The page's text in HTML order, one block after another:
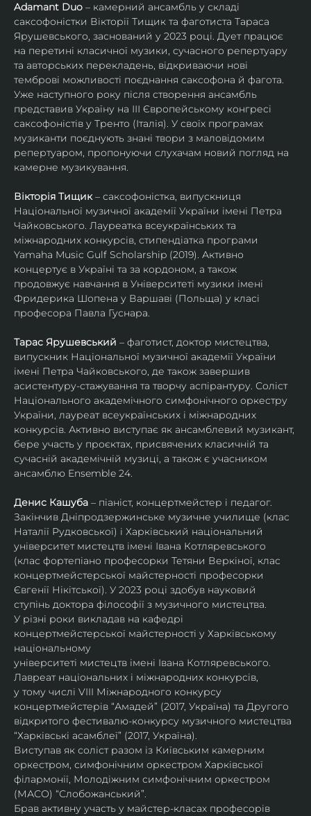
Adamant Duo – камерний ансамбль у складі
саксофоністки Вікторії Тищик та фаготиста Тараса
Ярушевського, заснований у 2023 році. Дует працює
на перетині класичної музики, сучасного репертуару
та авторських перекладень, відкриваючи нові
темброві можливості поєднання саксофона й фагота.
Уже наступного року після створення ансамбль
представив Україну на ІІІ Європейському конгресі
саксофоністів у Тренто (Італія). У своїх програмах
музиканти поєднують знані твори з маловідомим
репертуаром, пропонуючи слухачам новий погляд на
камерне музикування.
Вікторія Тищик – саксофоністка, випускниця
Національної музичної академії України імені Петра
Чайковського. Лауреатка всеукраїнських та
міжнародних конкурсів, стипендіатка програми
Yamaha Music Gulf Scholarship (2019). Активно
концертує в Україні та за кордоном, а також
продовжує навчання в Університеті музики імені
Фридерика Шопена у Варшаві (Польща) у класі
професора Павла Гуснара.
Тарас Ярушевський – фаготист, доктор мистецтва,
випускник Національної музичної академії України
імені Петра Чайковського, де також завершив
асистентуру-стажування та творчу аспірантуру. Соліст
Національного академічного симфонічного оркестру
України, лауреат всеукраїнських і міжнародних
конкурсів. Активно виступає як ансамблевий музикант,
бере участь у проєктах, присвячених класичній та
сучасній академічній музиці, а також є учасником
ансамблю Ensemble 24.
Денис Кашуба – піаніст, концертмейстер і педагог.
Закінчив Дніпродзержинське музичне училище (клас
Наталії Рудковської) і Харківський національний
університет мистецтв імені Івана Котляревського
(клас фортепіано професорки Тетяни Веркіної, клас
концертмейстерської майстерності професорки
Євгенії Нікітської). У 2023 році здобув науковий
ступінь доктора філософії з музичного мистецтва.
У різні роки викладав на кафедрі
концертмейстерської майстерності у Харківському
національному
університеті мистецтв імені Івана Котляревського.
Лавреат національних і міжнародних конкурсів,
у тому числі VIII Міжнародного конкурсу
концертмейстерів “Амадей” (2017, Україна) та Другого
відкритого фестивалю-конкурсу музичного мистецтва
“Харківські асамблеї” (2017, Україна).
Виступав як соліст разом із Київським камерним
оркестром, симфонічним оркестром Харківської
філармонії, Молодіжним симфонічним оркестром
(МАСО) “Слобожанський”.
Брав активну участь у майстер-класах професорів